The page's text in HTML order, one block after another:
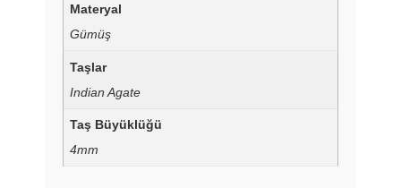
Materyal
Gümüş
Taşlar
Indian Agate
Taş Büyüklüğü
4mm